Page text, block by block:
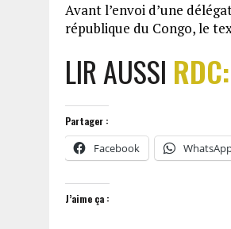
Avant l’envoi d’une
république du Congo, le
LIR AUSSI
Partager :
Facebook
J’aime ça :